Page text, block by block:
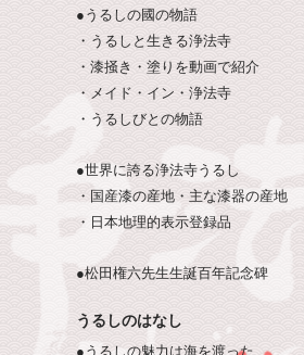
●うるしの國の物語
・うるしと生きる浄法寺
・漆掻き・塗りを動画で紹介
・メイド・イン・浄法寺
・うるしびとの物語
●世界に誇る浄法寺うるし
・国産漆の産地・主な漆器の産地
・日本地理的表示登録品
●松田権六先生生誕百年記念碑
うるしのはなし
●うるしの魅力は海を渡った